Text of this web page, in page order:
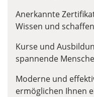
Anerkannte
Wissen und
Kurse und
spannende
Moderne und
ermöglichen Ihnen